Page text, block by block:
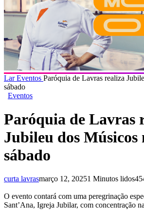
LarEventos Paróquia de Lavras realiza
sábado
Eventos
Paróquia de Lavras
Jubileu dos Músicos
sábado
curta lavrasmarço 12, 20251 Minutos lidos
O evento contará com uma peregrinação
Sant’Ana, Igreja Jubilar, com concentração